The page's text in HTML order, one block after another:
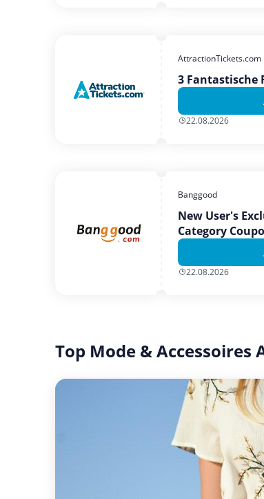
AttractionTickets.com
3 Fantastische
22.08.2026
Banggood
New User's
Category
22.08.2026
Top Mode & Accessoires